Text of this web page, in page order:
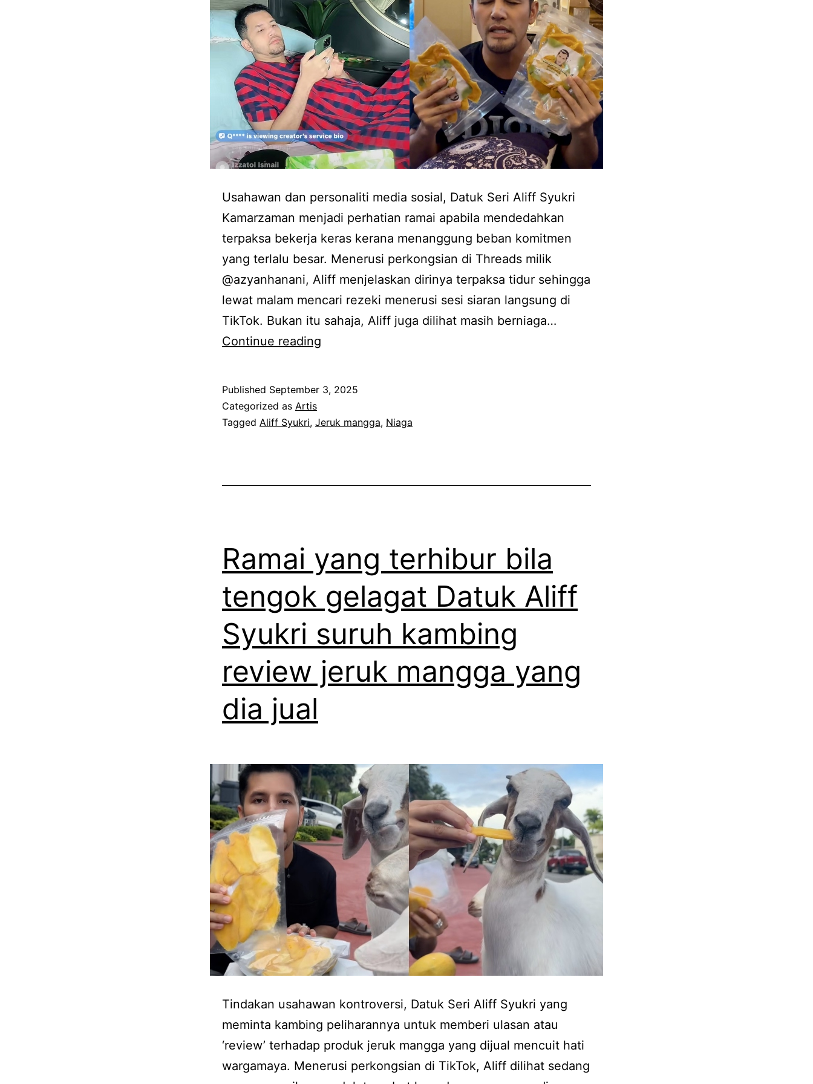
Usahawan dan personaliti media sosial, Datuk Seri Aliff Syukri
Kamarzaman menjadi perhatian ramai apabila mendedahkan
terpaksa bekerja keras kerana menanggung beban komitmen
yang terlalu besar. Menerusi perkongsian di Threads milik
@azyanhanani, Aliff menjelaskan dirinya terpaksa tidur sehingga
lewat malam mencari rezeki menerusi sesi siaran langsung di
TikTok. Bukan itu sahaja, Aliff juga dilihat masih berniaga…
Continue reading
banyak
Syukri
baring
Published September 3, 2025
Categorized as Artis
Tagged Aliff Syukri, Jeruk mangga, Niaga
Ramai yang terhibur bila
tengok gelagat Datuk Aliff
Syukri suruh kambing
review jeruk mangga yang
dia jual
Tindakan usahawan kontroversi, Datuk Seri Aliff Syukri yang
meminta kambing peliharannya untuk memberi ulasan atau
‘review’ terhadap produk jeruk mangga yang dijual mencuit hati
wargamaya. Menerusi perkongsian di TikTok, Aliff dilihat sedang